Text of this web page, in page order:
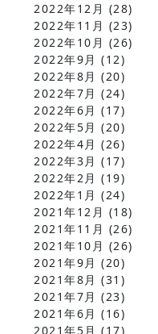
2022年12月 (28)
2022年11月 (23)
2022年10月 (26)
2022年9月 (12)
2022年8月 (20)
2022年7月 (24)
2022年6月 (17)
2022年5月 (20)
2022年4月 (26)
2022年3月 (17)
2022年2月 (19)
2022年1月 (24)
2021年12月 (18)
2021年11月 (26)
2021年10月 (26)
2021年9月 (20)
2021年8月 (31)
2021年7月 (23)
2021年6月 (16)
2021年5月 (17)